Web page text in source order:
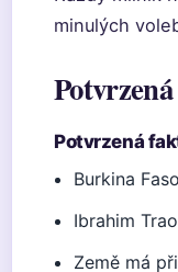
minulých
Potvrzená
Burkina
Ibrahim
Země má